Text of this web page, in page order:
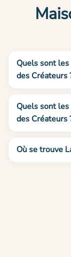
Quels sont les
des Créateurs
Quels sont
des Créateurs
Où se trouve